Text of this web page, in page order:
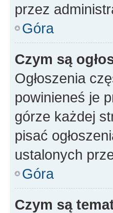
przez
Góra
Czym są
Ogłoszenia
powinieneś je
górze każdej
pisać
ustalonych
Góra
Czym są